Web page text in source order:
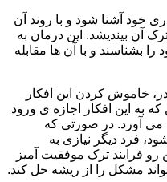
خود آشنا شود و با روند آن
آن بیندیشد. این درمان به
بشناسند و با آن ها مقابله
خاموش کردن این افکار
به این افکار اجازه ی ورود
می آورد. در صورتی که
فرد دیگر نیازی به
رو فرایند ترک موفقیت آمیز
مشکل را از ریشه حل کند.